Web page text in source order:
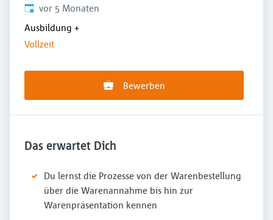
Veröffentlicht:
vor 5 Monaten
Ausbildung +
Vollzeit
Bewerben
Das erwartet Dich
Du lernst die Prozesse von der Warenbestellung
über die Warenannahme bis hin zur
Warenpräsentation kennen